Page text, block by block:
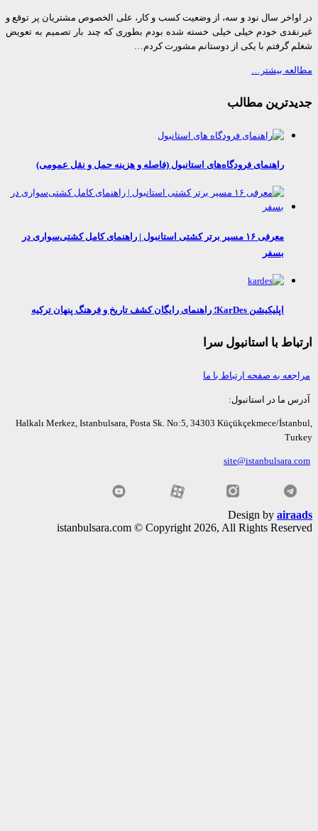
سال نود و سه، از وضعیت کسب و کار، علی الخصوص مشتریان پر توقع و
خودم خیلی خیلی خسته شده بودم بطوری که چند بار تصمیم به تعویض
گرفتم با یکی از دوستانم مشورت کردم…
بیشتر…
مطالب
راهنمای فرودگاه‌های استانبول (فاصله و هزینه حمل و نقل عمومی)
معرفی ۱۶ مسیر برتر کشتی استانبول | راهنمای کامل کشتی‌سواری در
اپلیکیشن KarDes؛ راهنمای رایگان کشف تاریخ و فرهنگ پنهان ترکیه
با استانبول سرا
به صفحه ارتباط با ما
ما در استانبول:
Halkalı Merkez, Istanbulsara, Posta Sk. No:5, 34303 Küçükçekmece/
Design by
istanbulsara.com © Copyright 2026, All Rights